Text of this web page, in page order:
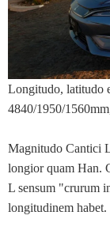
Longitudo, latitudo
4840/1950/
Magnitudo Cantici
longior quam Han.
L sensum "crurum
longitudinem habet.